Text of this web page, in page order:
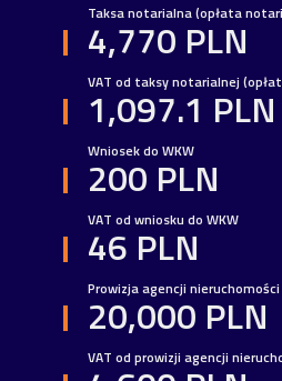
Taksa notarialna (opłata
4,770 PLN
VAT od taksy notarialnej
1,097.1 PLN
Wniosek do WKW
200 PLN
VAT od wniosku do WKW
46 PLN
Prowizja agencji nieruchomości
20,000 PLN
VAT od prowizji agencji